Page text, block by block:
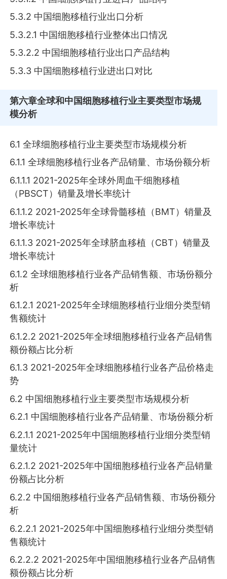
5.3.2 中国细胞移植行业出口分析
5.3.2.1 中国细胞移植行业整体出口情况
5.3.2.2 中国细胞移植行业出口产品结构
5.3.3 中国细胞移植行业进出口对比
第六章全球和中国细胞移植行业主要类型市场规
模分析
6.1 全球细胞移植行业主要类型市场规模分析
6.1.1 全球细胞移植行业各产品销量、市场份额分析
6.1.1.1 2021-2025年全球外周血干细胞移植
（PBSCT）销量及增长率统计
6.1.1.2 2021-2025年全球骨髓移植（BMT）销量及
增长率统计
6.1.1.3 2021-2025年全球脐血移植（CBT）销量及
增长率统计
6.1.2 全球细胞移植行业各产品销售额、市场份额分
析
6.1.2.1 2021-2025年全球细胞移植行业细分类型销
售额统计
6.1.2.2 2021-2025年全球细胞移植行业各产品销售
额份额占比分析
6.1.3 2021-2025年全球细胞移植行业各产品价格走
势
6.2 中国细胞移植行业主要类型市场规模分析
6.2.1 中国细胞移植行业各产品销量、市场份额分析
6.2.1.1 2021-2025年中国细胞移植行业细分类型销
量统计
6.2.1.2 2021-2025年中国细胞移植行业各产品销量
份额占比分析
6.2.2 中国细胞移植行业各产品销售额、市场份额分
析
6.2.2.1 2021-2025年中国细胞移植行业细分类型销
售额统计
6.2.2.2 2021-2025年中国细胞移植行业各产品销售
额份额占比分析